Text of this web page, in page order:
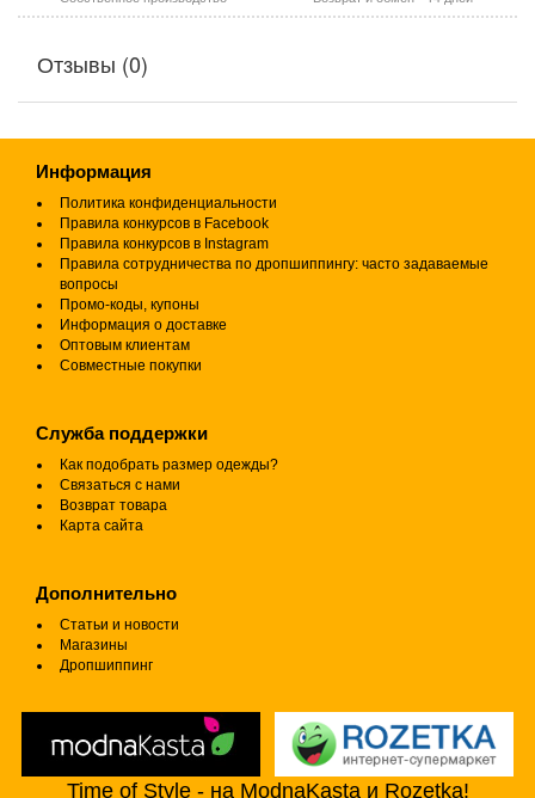
Отзывы (0)
Информация
Политика конфиденциальности
Правила конкурсов в Facebook
Правила конкурсов в Instagram
Правила сотрудничества по дропшиппингу: часто задаваемые
вопросы
Промо-коды, купоны
Информация о доставке
Оптовым клиентам
Совместные покупки
Служба поддержки
Как подобрать размер одежды?
Связаться с нами
Возврат товара
Карта сайта
Дополнительно
Статьи и новости
Магазины
Дропшиппинг
Time of Style - на ModnaKasta и Rozetka!